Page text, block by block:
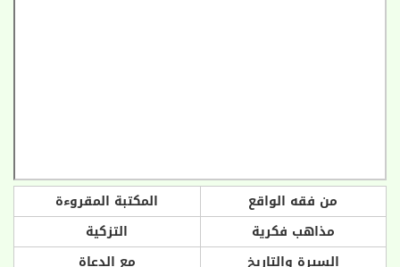
من فقه الواقع
المكتبة المقروءة
مذاهب فكرية
التزكية
السيرة والتاريخ
مع الدعاة